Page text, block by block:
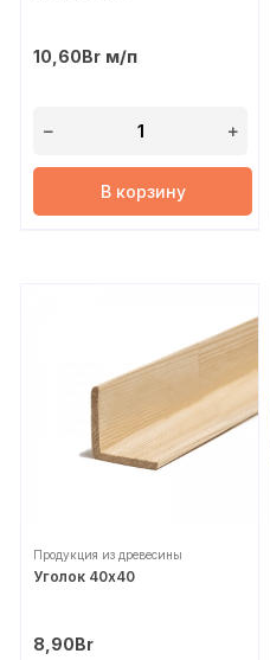
10,60Br м/п
В корзину
Продукция из древесины
Уголок 40х40
8,90Br